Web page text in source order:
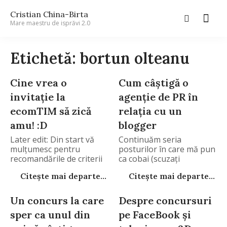
Cristian China-Birta
Mare maestru de isprăvi 2.0
Etichetă: bortun olteanu
Cine vrea o
invitație la
ecomTIM să zică
amu! :D
Later edit: Din start vă
mulțumesc pentru
recomandările de criterii
Citește mai departe...
Cum câștigă o
agenție de PR în
relația cu un
blogger
Continuăm seria
posturilor în care mă pun
ca cobai (scuzați
Citește mai departe...
Un concurs la care
sper ca unul din
Despre concursuri
pe FaceBook şi